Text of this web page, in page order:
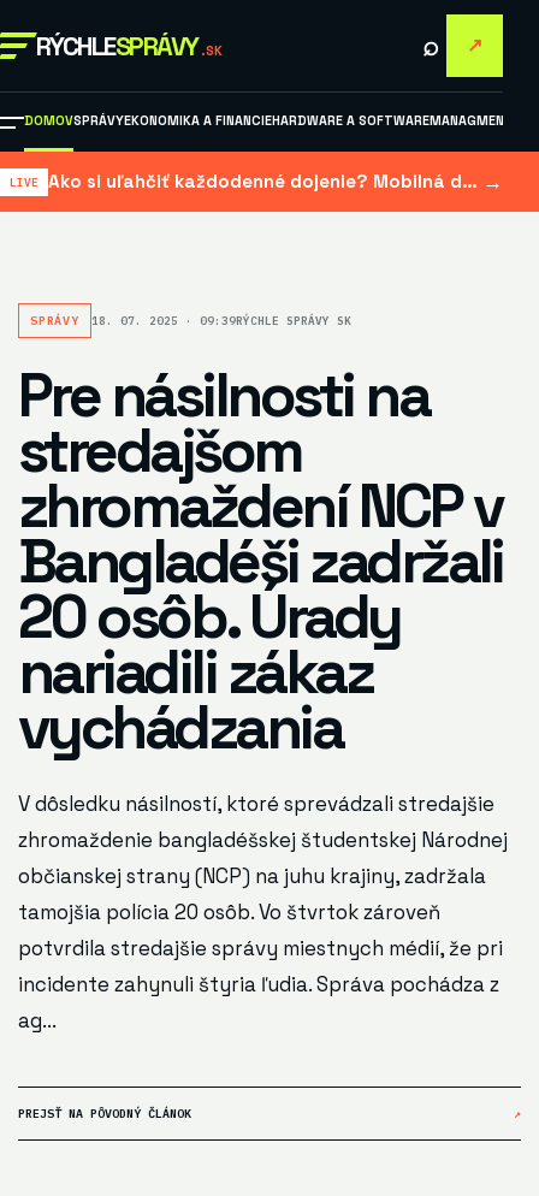
RÝCHLESPRÁVY .SK ⌕ ↗
DOMOVSPRÁVYEKONOMIKA A FINANCIEHARDWARE A SOFTWAREMANAGMENT A
Ako si uľahčiť každodenné dojenie? Mobilná dojačka šetrí čas aj námahu →
SPRÁVY 18. 07. 2025 · 09:39RÝCHLE SPRÁVY SK
Pre násilnosti na
stredajšom
zhromaždení NCP v
Bangladéši zadržali
20 osôb. Úrady
nariadili zákaz
vychádzania
V dôsledku násilností, ktoré sprevádzali stredajšie
zhromaždenie bangladéšskej študentskej Národnej
občianskej strany (NCP) na juhu krajiny, zadržala
tamojšia polícia 20 osôb. Vo štvrtok zároveň
potvrdila stredajšie správy miestnych médií, že pri
incidente zahynuli štyria ľudia. Správa pochádza z
ag...
PREJSŤ NA PÔVODNÝ ČLÁNOK ↗